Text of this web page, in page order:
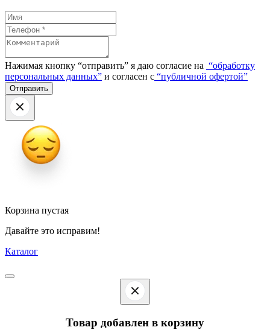
Нажимая кнопку “отправить” я даю согласие на “обработку
персональных данных” и согласен с “публичной офертой”
Корзина пустая
Давайте это исправим!
Каталог
Товар добавлен в корзину